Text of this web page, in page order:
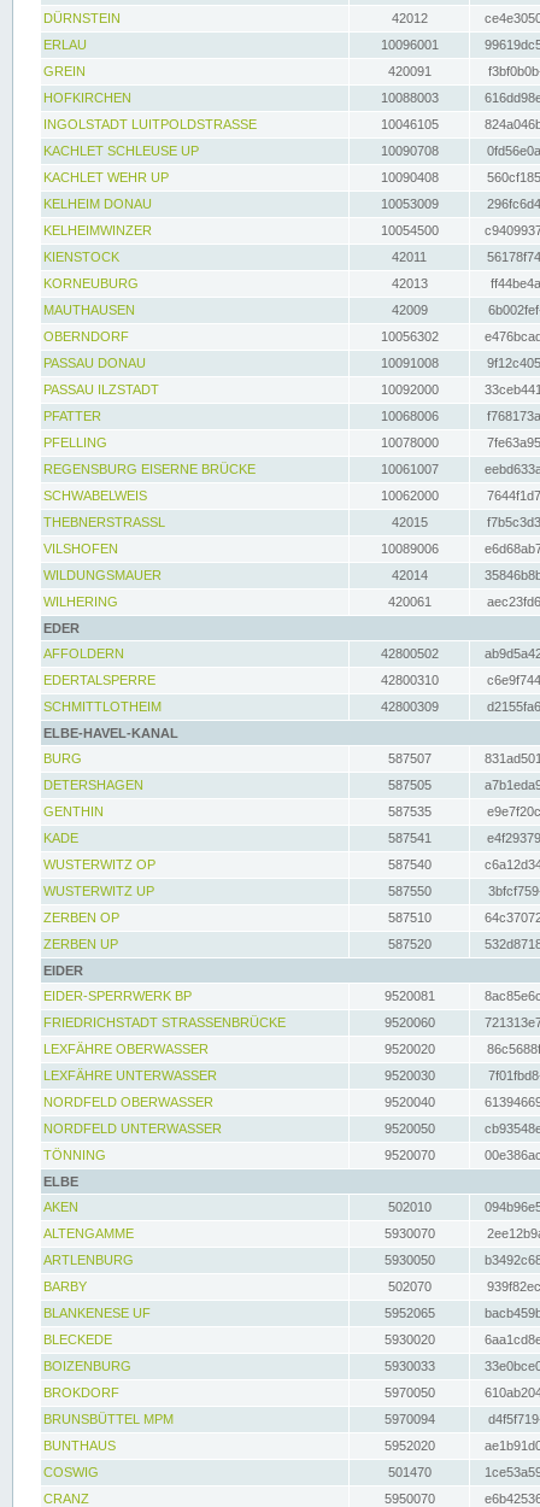
DÜRNSTEIN
42012
ERLAU
10096001
GREIN
420091
HOFKIRCHEN
10088003
INGOLSTADT LUITPOLDSTRASSE
10046105
KACHLET SCHLEUSE UP
10090708
KACHLET WEHR UP
10090408
KELHEIM DONAU
10053009
KELHEIMWINZER
10054500
KIENSTOCK
42011
KORNEUBURG
42013
MAUTHAUSEN
42009
OBERNDORF
10056302
PASSAU DONAU
10091008
PASSAU ILZSTADT
10092000
PFATTER
10068006
PFELLING
10078000
REGENSBURG EISERNE BRÜCKE
10061007
SCHWABELWEIS
10062000
THEBNERSTRASSL
42015
VILSHOFEN
10089006
WILDUNGSMAUER
42014
WILHERING
420061
EDER
AFFOLDERN
42800502
EDERTALSPERRE
42800310
SCHMITTLOTHEIM
42800309
ELBE-HAVEL-KANAL
BURG
587507
DETERSHAGEN
587505
GENTHIN
587535
KADE
587541
WUSTERWITZ OP
587540
WUSTERWITZ UP
587550
ZERBEN OP
587510
ZERBEN UP
587520
EIDER
EIDER-SPERRWERK BP
9520081
FRIEDRICHSTADT STRASSENBRÜCKE
9520060
LEXFÄHRE OBERWASSER
9520020
LEXFÄHRE UNTERWASSER
9520030
NORDFELD OBERWASSER
9520040
NORDFELD UNTERWASSER
9520050
TÖNNING
9520070
ELBE
AKEN
502010
ALTENGAMME
5930070
ARTLENBURG
5930050
BARBY
502070
BLANKENESE UF
5952065
BLECKEDE
5930020
BOIZENBURG
5930033
BROKDORF
5970050
BRUNSBÜTTEL MPM
5970094
BUNTHAUS
5952020
COSWIG
501470
CRANZ
5950070